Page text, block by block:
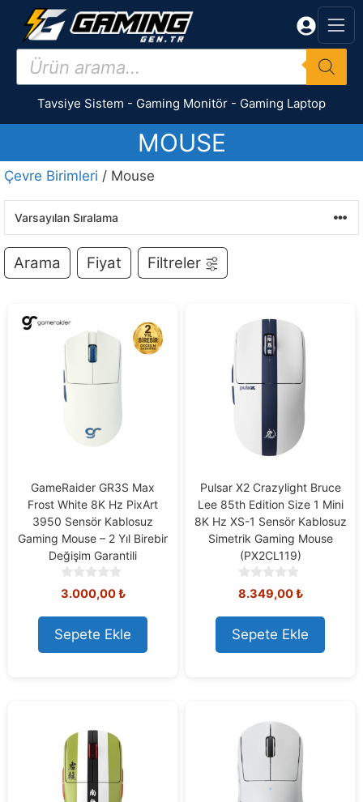
İçeriğe
Products
search
Tavsiye Sistem - Gaming Monitör - Gaming Laptop
MOUSE
Çevre Birimleri / Mouse
Arama Fiyat Filtreler
GameRaider GR3S Max
Frost White 8K Hz PixArt
3950 Sensör Kablosuz
Gaming Mouse – 2 Yıl Birebir
Değişim Garantili
0
o
u
t
o
f
3.000,00₺
Sepete Ekle
Pulsar X2 Crazylight Bruce
Lee 85th Edition Size 1 Mini
8K Hz XS-1 Sensör Kablosuz
Simetrik Gaming Mouse
(PX2CL119)
0
o
u
t
o
f
8.349,00₺
Sepete Ekle